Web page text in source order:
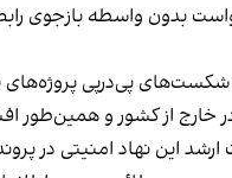
بدون واسطه بازجوی
شکست‌های پی‌درپی پروژه‌های
خارج از کشور و همین‌طور
این نهاد امنیتی در